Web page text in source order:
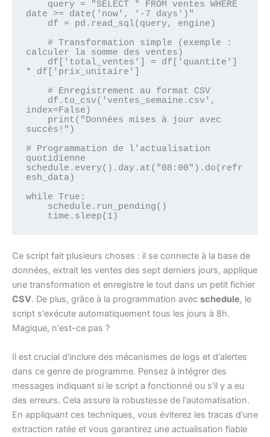
date >= date('now', '-7 days')"
    # Transformation simple (exemple :
calculer la somme des ventes)
* df['prix_unitaire']
    # Enregistrement au format CSV
index=False)
succès!")
# Programmation de l'actualisation
quotidienne
schedule.every().day.at("08:00").do(refr
esh_data)
while True:
Ce script fait plusieurs choses : il se connecte à la base de
données, extrait les ventes des sept derniers jours, applique
une transformation et enregistre le tout dans un petit fichier
CSV. De plus, grâce à la programmation avec schedule, le
script s'exécute automatiquement tous les jours à 8h.
Magique, n'est-ce pas ?
Il est crucial d'inclure des mécanismes de logs et d'alertes
dans ce genre de programme. Pensez à intégrer des
messages indiquant si le script a fonctionné ou s'il y a eu
des erreurs. Cela assure la robustesse de l'automatisation.
En appliquant ces techniques, vous éviterez les tracas d'une
extraction ratée et vous garantirez une actualisation fiable